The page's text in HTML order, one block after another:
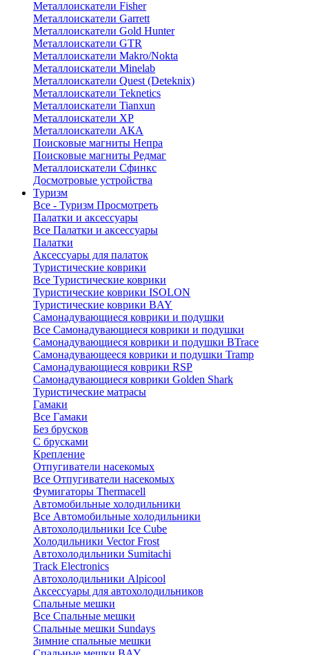
Металлоискатели Fisher
Металлоискатели Garrett
Металлоискатели Gold Hunter
Металлоискатели GTR
Металлоискатели Makro/Nokta
Металлоискатели Minelab
Металлоискатели Quest (Deteknix)
Металлоискатели Teknetics
Металлоискатели Tianxun
Металлоискатели XP
Металлоискатели АКА
Поисковые магниты Непра
Поисковые магниты Редмаг
Металлоискатели Сфинкс
Досмотровые устройства
Туризм
Все - Туризм Просмотреть
Палатки и аксессуары
Все Палатки и аксессуары
Палатки
Аксессуары для палаток
Туристические коврики
Все Туристические коврики
Туристические коврики ISOLON
Туристические коврики BAY
Самонадувающиеся коврики и подушки
Все Самонадувающиеся коврики и подушки
Самонадувающиеся коврики и подушки BTrace
Самонадувающееся коврики и подушки Tramp
Самонадувающиеся коврики RSP
Самонадувающиеся коврики Golden Shark
Туристические матрасы
Гамаки
Все Гамаки
Без брусков
С брусками
Крепление
Отпугиватели насекомых
Все Отпугиватели насекомых
Фумигаторы Thermacell
Автомобильные холодильники
Все Автомобильные холодильники
Автохолодильники Ice Cube
Холодильники Vector Frost
Автохолодильники Sumitachi
Track Electronics
Автохолодильники Alpicool
Аксессуары для автохолодильников
Спальные мешки
Все Спальные мешки
Спальные мешки Sundays
Зимние спальные мешки